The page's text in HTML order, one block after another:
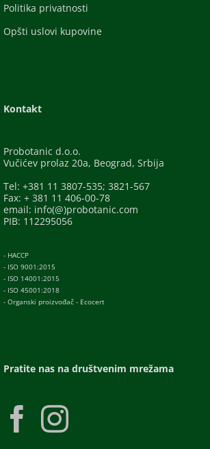
Politika privatnosti
Opšti uslovi kupovine
Kontakt
Probotanic d.o.o.
Vučićev prolaz 20a, Beograd, Srbija
Tel: +381 11 3807-535; 3821-567
Fax: + 381 11 406-00-78
email: info(@)probotanic.com
PIB: 112295056
- HACCP
- ISO 9001:2015
- ISO 14001:2015
- ISO 45001:2018
- Organski proizvođač - Ecocert
Pratite nas na društvenim mrežama